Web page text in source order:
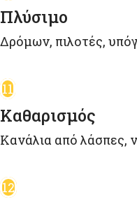
Πλύσιμο
Δρόμων, πιλοτές,
11
Καθαρισμός
Κανάλια από λάσπες,
12